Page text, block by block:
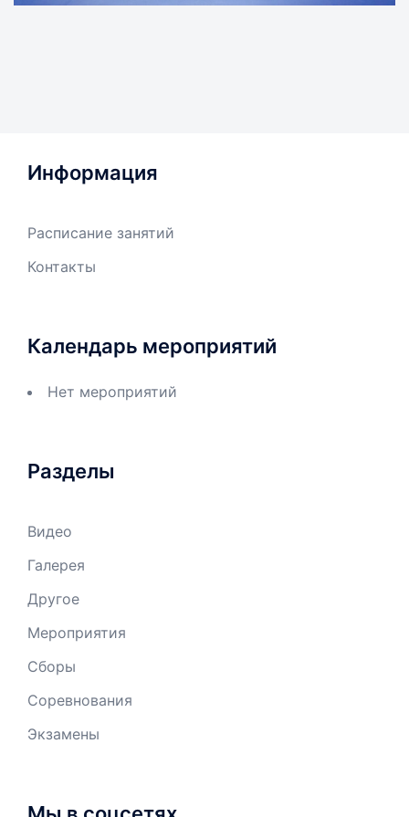
Информация
Расписание занятий
Контакты
Календарь мероприятий
Нет мероприятий
Разделы
Видео
Галерея
Другое
Мероприятия
Сборы
Соревнования
Экзамены